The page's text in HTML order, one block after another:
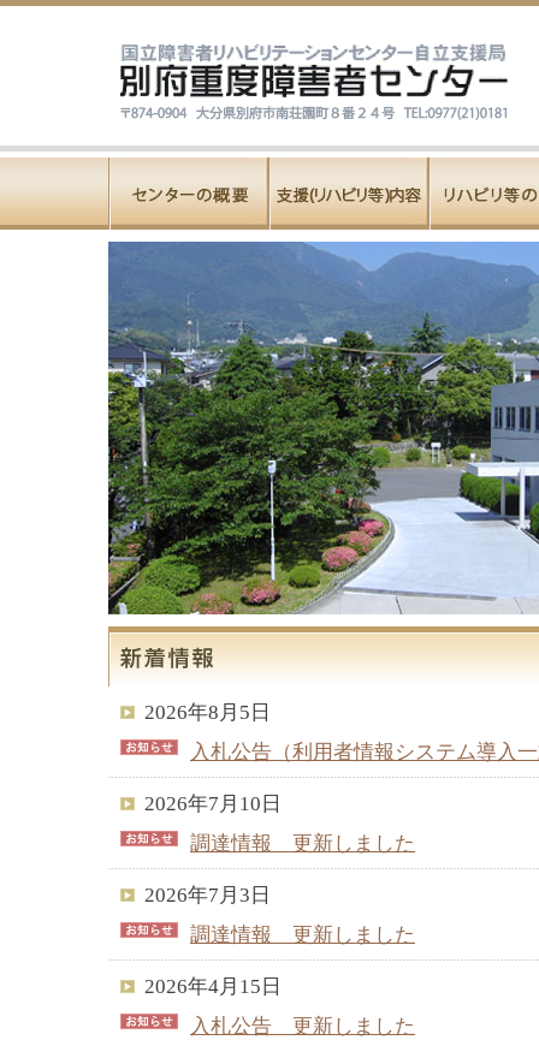
2026年8月5日
入札公告（利用者情報システム導入
2026年7月10日
調達情報 更新しました
2026年7月3日
調達情報 更新しました
2026年4月15日
入札公告 更新しました